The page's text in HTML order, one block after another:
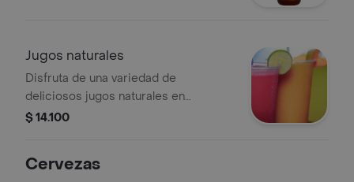
Jugos naturales
Disfruta de una variedad de
deliciosos jugos naturales en
diferentes sabores, ¡escoge tu
$ 14.100
Cervezas